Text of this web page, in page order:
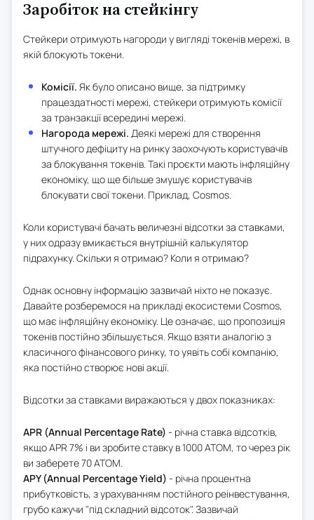
Заробіток на стейкінгу
Стейкери отримують нагороди у вигляді токенів мережі, в
якій блокують токени.
Комісії. Як було описано вище, за підтримку
працездатності мережі, стейкери отримують комісії
за транзакції всередині мережі.
Нагорода мережі. Деякі мережі для створення
штучного дефіциту на ринку заохочують користувачів
за блокування токенів. Такі проєкти мають інфляційну
економіку, що ще більше змушує користувачів
блокувати свої токени. Приклад, Cosmos.
Коли користувачі бачать величезні відсотки за ставками,
у них одразу вмикається внутрішній калькулятор
підрахунку. Скільки я отримаю? Коли я отримаю?
Однак основну інформацію зазвичай ніхто не показує.
Давайте розберемося на прикладі екосистеми Cosmos,
що має інфляційну економіку. Це означає, що пропозиція
токенів постійно збільшується. Якщо взяти аналогію з
класичного фінансового ринку, то уявіть собі компанію,
яка постійно створює нові акції.
Відсотки за ставками виражаються у двох показниках:
APR (Annual Percentage Rate) - річна ставка відсотків,
якщо APR 7% і ви зробите ставку в 1000 ATOM, то через рік
ви заберете 70 ATOM.
APY (Annual Percentage Yield) - річна процентна
прибутковість, з урахуванням постійного реінвестування,
грубо кажучи "під складний відсоток". Зазвичай